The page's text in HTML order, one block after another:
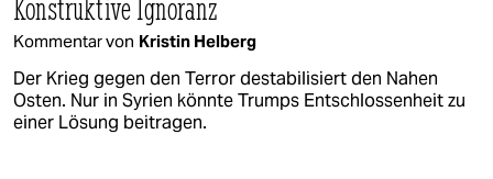
Konstruktive Ignoranz
Kommentar von Kristin Helberg
Der Krieg gegen den Terror destabilisiert den Nahen
Osten. Nur in Syrien könnte Trumps Entschlossenheit zu
einer Lösung beitragen.